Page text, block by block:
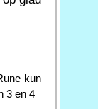
kun
3 en 4